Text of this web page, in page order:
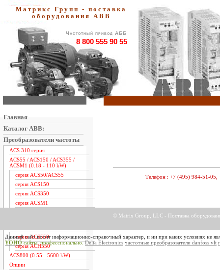
Матрикс Групп - поставка
оборудования АВВ
Частотный привод АББ
8 800 555 90 55
Главная
Каталог ABB:
Преобразователи частоты
ACS 310 серия
ACS55 / ACS150 / ACS355 /
ACSM1 (0.18 - 110 kW)
серия ACS50/ACS55
серия ACS150
серия ACS350
серия ACSM1
серия ACS550
серия ACH550
ACS800 (0.55 - 5600 kW)
Опции
Телефон : +7 (495) 984-51-05,
© Matrix Group, LLC - Поставка
Данный сайт носит информационно-справочный характер, и ни при каких условиях не
YOHO сайты. профессионально. Delta Electronics частотные преобразователи danfoss vlt